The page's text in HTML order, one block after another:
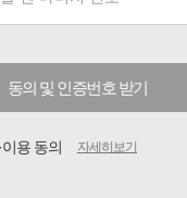
동의 및 인증번호 받기
용 동의 자세히보기